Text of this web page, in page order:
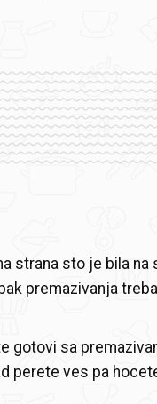
strana sto je bila
premazivanja
gotovi sa
perete ves pa